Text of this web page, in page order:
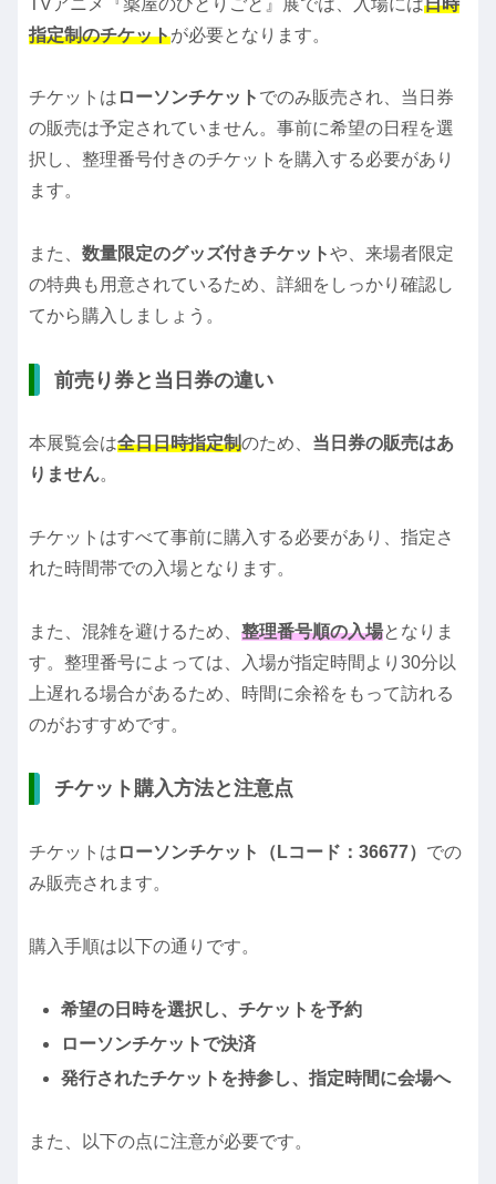
指定制のチケットが必要となります。
チケットは ローソンチケット でのみ販売され、当日券
の販売は予定されていません。事前に希望の日程を選
択し、整理番号付きのチケットを購入する必要があり
ます。
また、 数量限定のグッズ付きチケットや、来場者限定
の特典も用意されているため、詳細をしっかり確認し
てから購入しましょう。
前売り券と当日券の違い
本展覧会は全日日時指定制のため、 当日券の販売はあ
りません。
チケットはすべて事前に購入する必要があり、指定さ
れた時間帯での入場となります。
また、混雑を避けるため、 整理番号順の入場となりま
す。整理番号によっては、入場が指定時間より30分以
上遅れる場合があるため、時間に余裕をもって訪れる
のがおすすめです。
チケット購入方法と注意点
チケットは ローソンチケット（Lコード：36677） での
み販売されます。
購入手順は以下の通りです。
希望の日時を選択し、チケットを予約
ローソンチケットで決済
発行されたチケットを持参し、指定時間に会場へ
また、以下の点に注意が必要です。